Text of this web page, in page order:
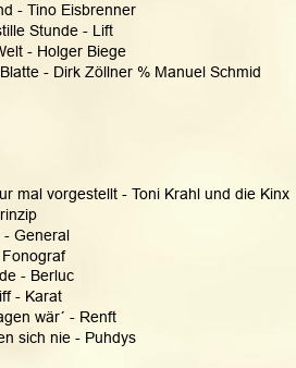
- Tino Eisbrenner
Stunde - Lift
- Holger Biege
- Dirk Zöllner % Manuel Schmid
mal vorgestellt - Toni Krahl und die Kinx
- General
- Berluc
- Karat
wär´ - Renft
sich nie - Puhdys